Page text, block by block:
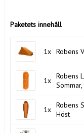
Paketets innehåll
1x Robens
1x Robens
1x Robens
Höst